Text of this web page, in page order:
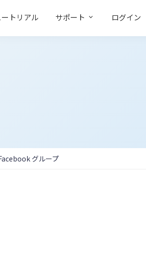
トリアル サポート ログイン
グループ